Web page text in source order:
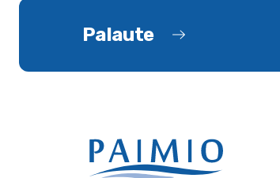
Palaute